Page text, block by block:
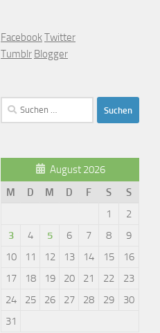
FacebookTwitter
Tumblr Blogger
Suchen
nach:
August 2026
M
D M D F S
S
1
2
3
4 5 6 7 8
9
10
11 12 13 14 15
16
17
18 19 20 21 22
23
24
25 26 27 28 29
30
31